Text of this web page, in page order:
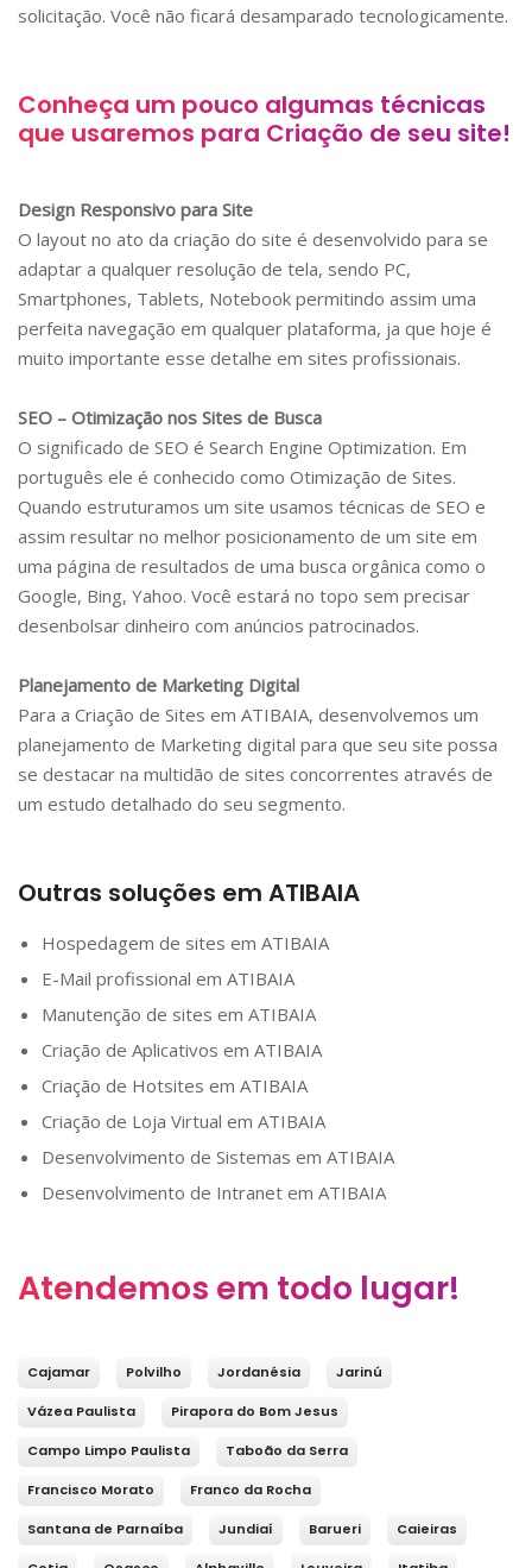
solicitação. Você não ficará desamparado tecnologicamente.
Conheça um pouco algumas técnicas
que usaremos para Criação de seu site!
Design Responsivo para Site
O layout no ato da criação do site é desenvolvido para se
adaptar a qualquer resolução de tela, sendo PC,
Smartphones, Tablets, Notebook permitindo assim uma
perfeita navegação em qualquer plataforma, ja que hoje é
muito importante esse detalhe em sites profissionais.
SEO – Otimização nos Sites de Busca
O significado de SEO é Search Engine Optimization. Em
português ele é conhecido como Otimização de Sites.
Quando estruturamos um site usamos técnicas de SEO e
assim resultar no melhor posicionamento de um site em
uma página de resultados de uma busca orgânica como o
Google, Bing, Yahoo. Você estará no topo sem precisar
desenbolsar dinheiro com anúncios patrocinados.
Planejamento de Marketing Digital
Para a Criação de Sites em ATIBAIA, desenvolvemos um
planejamento de Marketing digital para que seu site possa
se destacar na multidão de sites concorrentes através de
um estudo detalhado do seu segmento.
Outras soluções em ATIBAIA
Hospedagem de sites em ATIBAIA
E-Mail profissional em ATIBAIA
Manutenção de sites em ATIBAIA
Criação de Aplicativos em ATIBAIA
Criação de Hotsites em ATIBAIA
Criação de Loja Virtual em ATIBAIA
Desenvolvimento de Sistemas em ATIBAIA
Desenvolvimento de Intranet em ATIBAIA
Atendemos em todo lugar!
Cajamar Polvilho Jordanésia Jarinú
Vázea Paulista Pirapora do Bom Jesus
Campo Limpo Paulista Taboão da Serra
Francisco Morato Franco da Rocha
Santana de Parnaíba Jundiaí Barueri Caieiras